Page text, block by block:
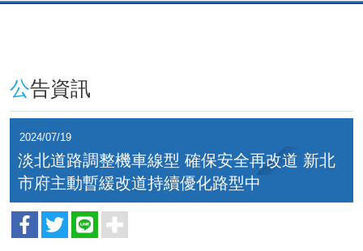
公告資訊
2024/07/19
淡北道路調整機車線型 確保安全再改道 新北
市府主動暫緩改道持續優化路型中